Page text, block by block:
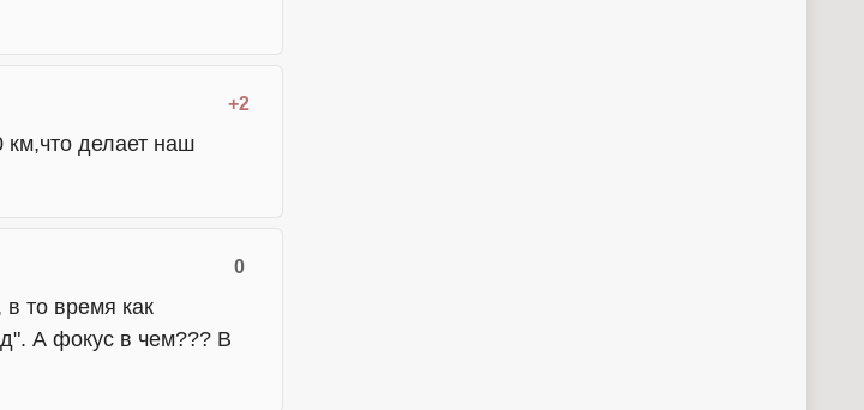
+2
делает наш
0
в то время как
А фокус в чем??? В